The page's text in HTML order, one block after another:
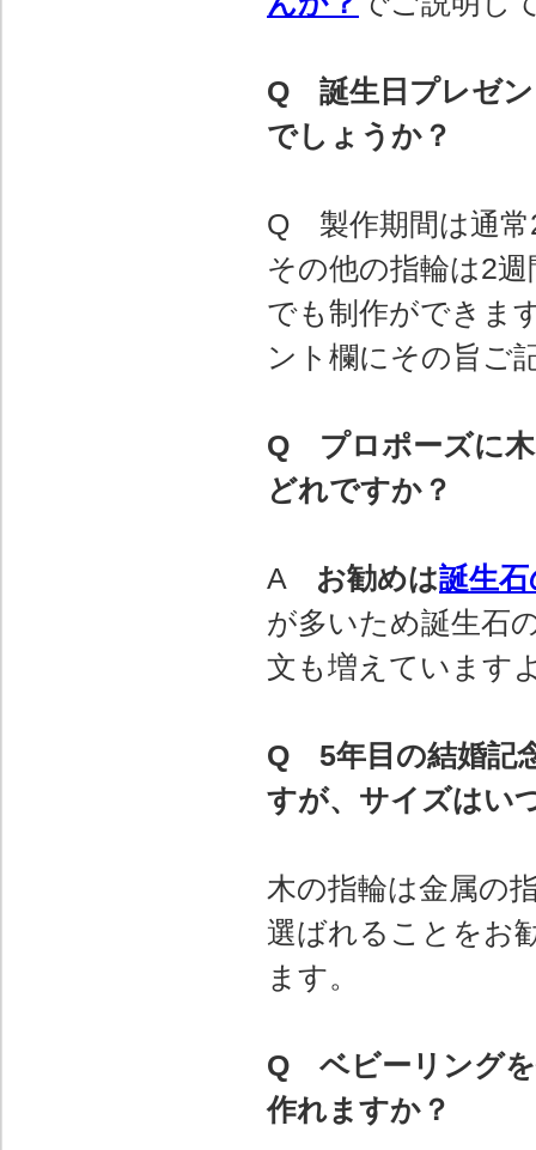
Q 誕生日プレゼン
でしょうか？
Q 製作期間は通常
その他の指輪は2週
でも制作ができま
ント欄にその旨ご
Q プロポーズに木
どれですか？
A お勧めは誕生
が多いため誕生石
文も増えています
Q 5年目の結婚記
すが、サイズはい
木の指輪は金属の
選ばれることをお
ます。
Q ベビーリングを
作れますか？